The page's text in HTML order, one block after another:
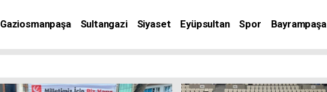
Gaziosmanpaşa Sultangazi Siyaset Eyüpsultan Spor Bayrampaşa